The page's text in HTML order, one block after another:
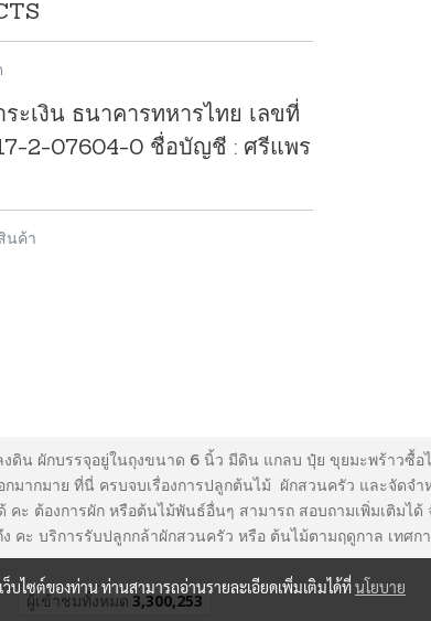
ระเงิน ธนาคารทหารไทย เลขที่
2-07604-0 ชื่อบัญชี : ศรีแพร
นค้า
ดิน ผักบรรจุอยู่ในถุงขนาด 6 นิ้ว มีดิน แกลบ ปุ๋ย ขุยมะพร้าวซื้
มากมาย ที่นี่ ครบจบเรื่องการปลูกต้นไม้ ผักสวนครัว และจัด
ต้องการผัก หรือต้นไม้พันธ์อื่นๆ สามารถ สอบถามเพิ่มเติมไ
ะ บริการรับปลูกกล้าผักสวนครัว หรือ ต้นไม้ตามฤดูกาล เทศ
ผู้เข้าชมวันนี้ 535
บไซต์ของท่าน ท่านสามารถอ่านรายละเอียดเพิ่มเติมได้ที่นโยบาย